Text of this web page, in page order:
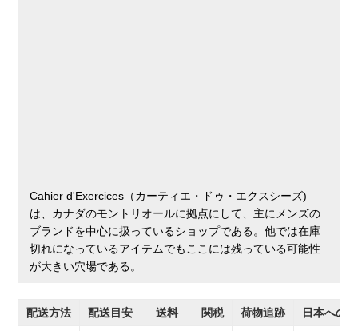
Cahier d'Exercices（カーティエ・ドゥ・エクスシーズ)
は、カナダのモントリオールに拠点にして、主にメンズの
ブランドを中心に扱っているショップである。他では在庫
切れになっているアイテムでもここには残っている可能性
が大きい穴場である。
配送方法 配送目安 送料 関税 荷物追跡 日本への